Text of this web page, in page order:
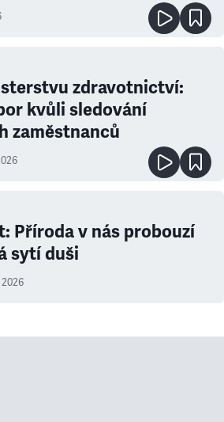
zdravotnictví:
kvůli sledování
zaměstnanců
Příroda v nás probouzí
sytí duši
2026